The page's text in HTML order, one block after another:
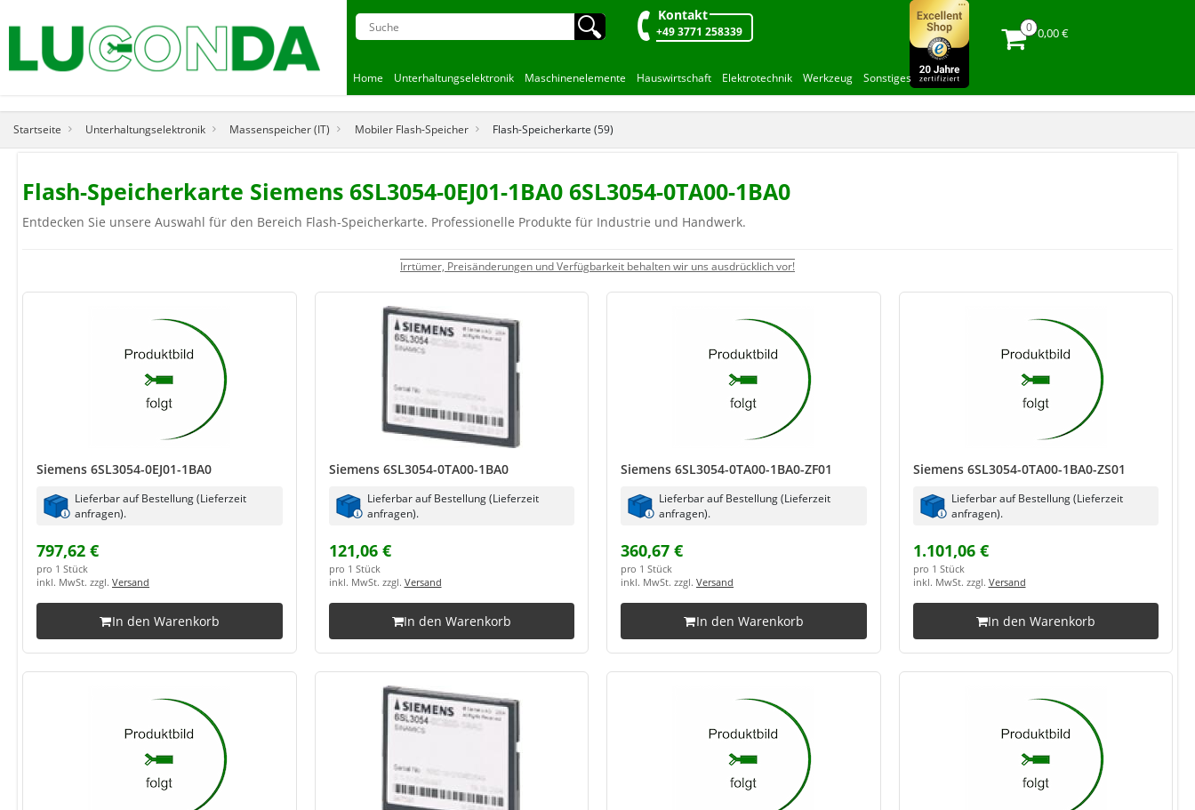
🔍︎ Kontakt
+49 3771 258339 0,00 €
Home Unterhaltungselektronik Maschinenelemente Hauswirtschaft Elektrotechnik Werkzeug Sonstiges
Startseite Unterhaltungselektronik Massenspeicher (IT) Mobiler Flash-Speicher Flash-Speicherkarte (59)
Flash-Speicherkarte Siemens 6SL3054-0EJ01-1BA0 6SL3054-0TA00-1BA0
Entdecken Sie unsere Auswahl für den Bereich Flash-Speicherkarte. Professionelle Produkte für Industrie und Handwerk.
Irrtümer, Preisänderungen und Verfügbarkeit behalten wir uns ausdrücklich vor!
Siemens 6SL3054-0EJ01-1BA0
Lieferbar auf Bestellung (Lieferzeit
anfragen).
797,62 €
pro 1 Stück
inkl. MwSt. zzgl. Versand
In den Warenkorb
Siemens 6SL3054-0TA00-1BA0
Lieferbar auf Bestellung (Lieferzeit
anfragen).
121,06 €
pro 1 Stück
inkl. MwSt. zzgl. Versand
In den Warenkorb
Siemens 6SL3054-0TA00-1BA0-ZF01
Lieferbar auf Bestellung (Lieferzeit
anfragen).
360,67 €
pro 1 Stück
inkl. MwSt. zzgl. Versand
In den Warenkorb
Siemens 6SL3054-0TA00-1BA0-ZS01
Lieferbar auf Bestellung (Lieferzeit
anfragen).
1.101,06 €
pro 1 Stück
inkl. MwSt. zzgl. Versand
In den Warenkorb